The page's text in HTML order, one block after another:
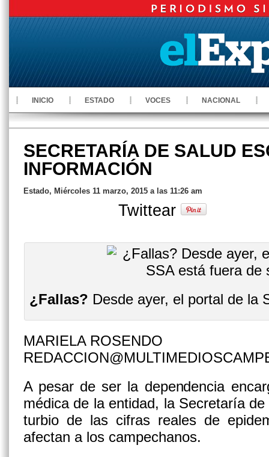
INICIO ESTADO VOCES NACIONAL
SECRETARÍA DE SALUD
INFORMACIÓN
Estado, Miércoles 11 marzo, 2015 a las 11:26 am
Twittear
¿Fallas? Desde ayer, el portal de la
MARIELA ROSENDO
A pesar de ser la dependencia
médica de la entidad, la Secretaría
turbio de las cifras reales de
afectan a los campechanos.